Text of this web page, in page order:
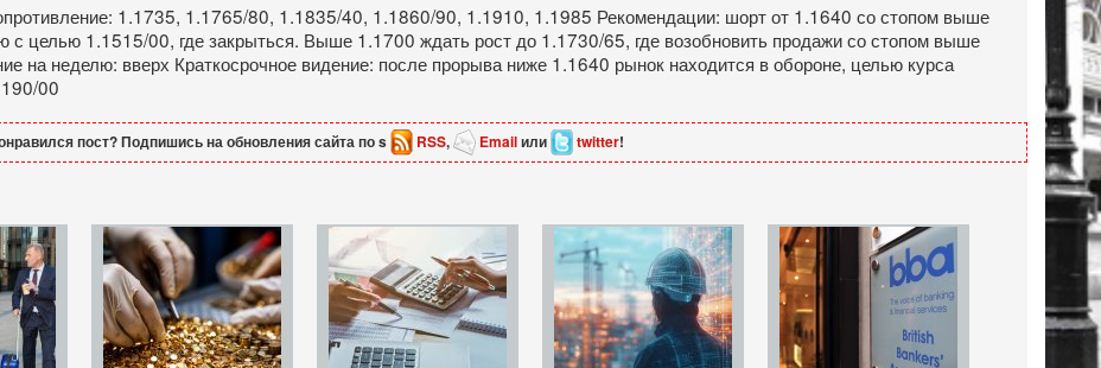
1.1735, 1.1765/80, 1.1835/40, 1.1860/90, 1.1910, 1.1985 Рекомендации: шорт от 1.1640 со стопом выше
целью 1.1515/00, где закрыться. Выше 1.1700 ждать рост до 1.1730/65, где возобновить продажи со стопом выше
на неделю: вверх Краткосрочное видение: после прорыва ниже 1.1640 рынок находится в обороне, целью курса
00
пост? Подпишись на обновления сайта по s RSS, Emailили twitter!